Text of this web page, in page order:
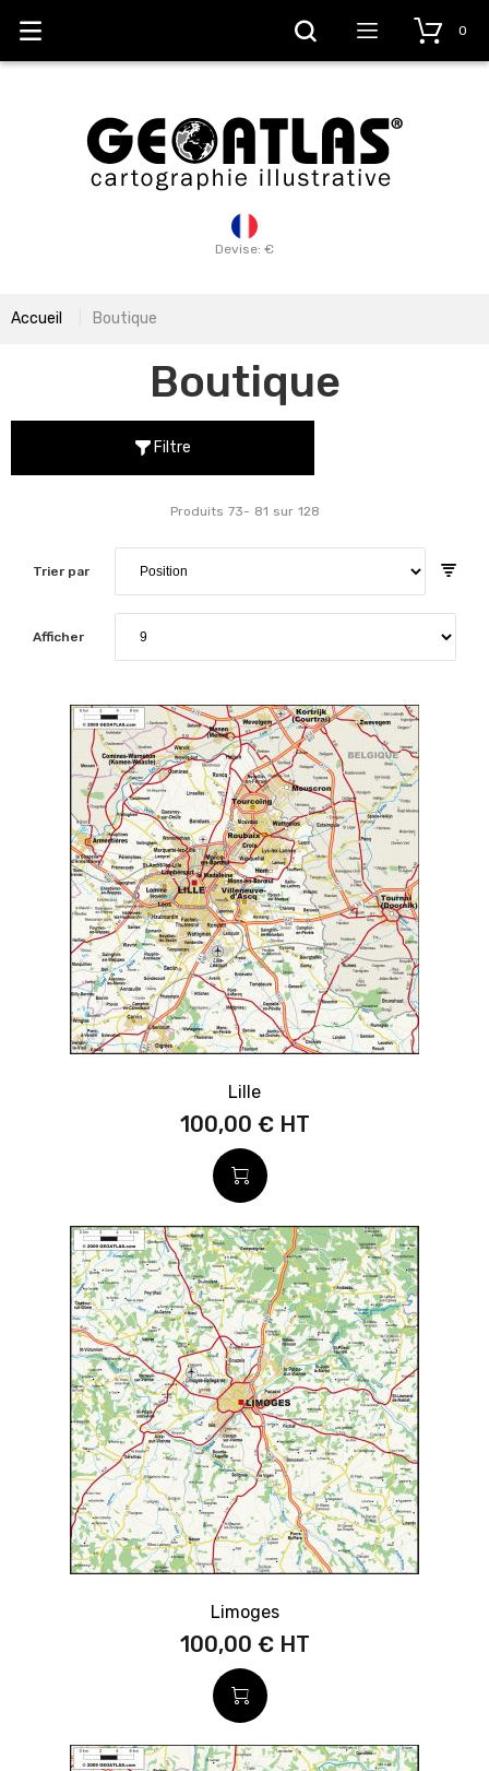
Devise: €
0
Accueil Boutique
Boutique
Filtre
Trier par
Produits 73- 81 sur 128
Afficher
Lille
100,00 €
Limoges
100,00 €